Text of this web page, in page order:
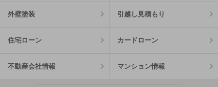
外壁塗装 引越し見積もり
住宅ローン カードローン
不動産会社情報 マンション情報